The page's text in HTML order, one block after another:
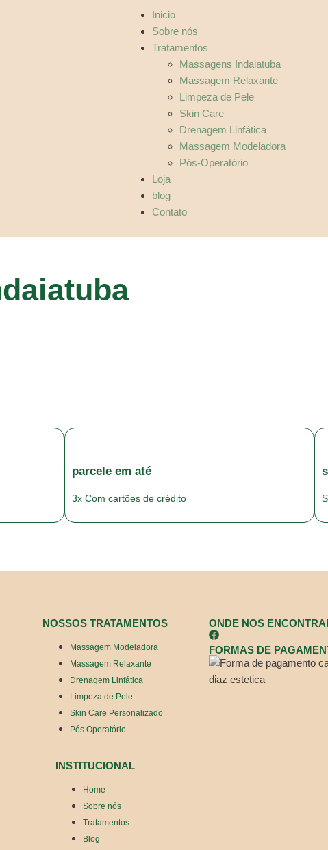
Inicio
Sobre nós
Tratamentos
Massagens Indaiatuba
Massagem Relaxante
Limpeza de Pele
Skin Care
Drenagem Linfática
Massagem Modeladora
Pós-Operatório
Loja
blog
Contato
parcele em até
3x Com cartões de crédito
NOSSOS TRATAMENTOS
Massagem Modeladora
Massagem Relaxante
Drenagem Linfática
Limpeza de Pele
Skin Care Personalizado
Pós Operatório
INSTITUCIONAL
Home
Sobre nós
Tratamentos
Blog
ONDE NOS
FORMAS DE